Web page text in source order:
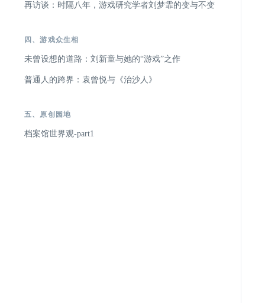
再访谈：时隔八年，游戏研究学者刘梦霏的变与不变
四、游戏众生相
未曾设想的道路：刘新童与她的“游戏”之作
普通人的跨界：袁曾悦与《治沙人》
五、原创园地
档案馆世界观-part1